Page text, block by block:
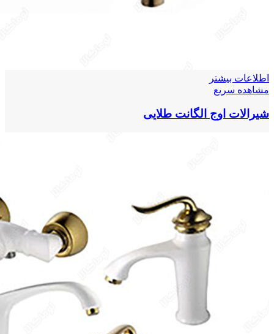
اطلاعات بیشتر
مشاهده سریع
شیرالات اوج الگانت طلایی